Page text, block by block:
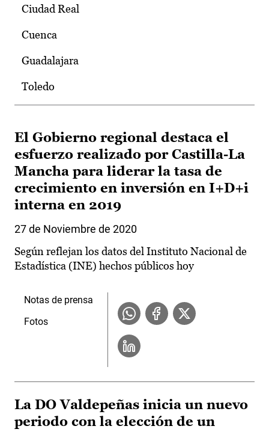
Ciudad Real
Cuenca
Guadalajara
Toledo
El Gobierno regional destaca el
esfuerzo realizado por Castilla-La
Mancha para liderar la tasa de
crecimiento en inversión en I+D+i
interna en 2019
27 de Noviembre de 2020
Según reflejan los datos del Instituto Nacional de
Estadística (INE) hechos públicos hoy
Notas de prensa
Fotos
La DO Valdepeñas inicia un nuevo
periodo con la elección de un